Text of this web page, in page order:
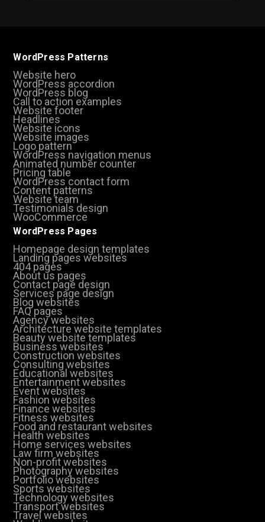
WordPress Patterns
Website hero
WordPress accordion
WordPress blog
Call to action examples
Website footer
Headlines
Website icons
Website images
Logo pattern
WordPress navigation menus
Animated number counter
Pricing table
WordPress contact form
Content patterns
Website team
Testimonials design
WooCommerce
WordPress Pages
Homepage design templates
Landing pages websites
404 pages
About us pages
Contact page design
Services page design
Blog websites
FAQ pages
Agency websites
Architecture website templates
Beauty website templates
Business websites
Construction websites
Consulting websites
Educational websites
Entertainment websites
Event websites
Fashion websites
Finance websites
Fitness websites
Food and restaurant websites
Health websites
Home services websites
Law firm websites
Non-profit websites
Photography websites
Portfolio websites
Sports websites
Technology websites
Transport websites
Travel websites